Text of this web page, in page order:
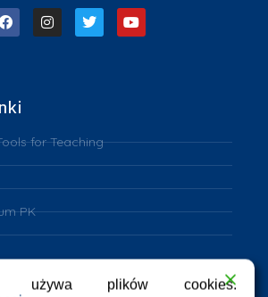
for Teaching
PK
używa plików cookies.